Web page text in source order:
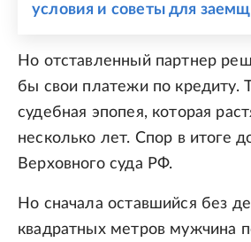
условия и советы для
Но отставленный партнер
бы свои платежи по кредиту.
судебная эпопея, которая
несколько лет. Спор в итоге
Верховного суда РФ.
Но сначала оставшийся без
квадратных метров мужчина